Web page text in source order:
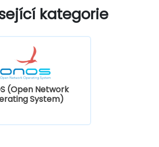
chyby a optimalizovat tyto
tak, aby splňovaly požadavky
kategorie
(Open Network
System)